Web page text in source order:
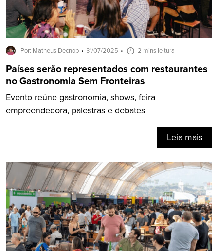
Por: Matheus Decnop 31/07/2025 2 mins leitura
Países serão representados com restaurantes
no Gastronomia Sem Fronteiras
Evento reúne gastronomia, shows, feira
empreendedora, palestras e debates
Leia mais